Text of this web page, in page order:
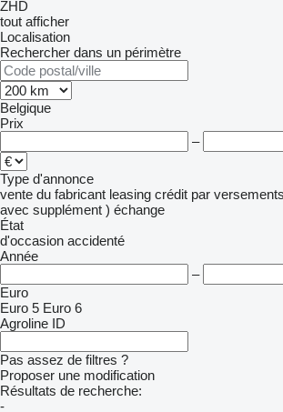
ZHD
tout afficher
Localisation
Rechercher dans un périmètre
Belgique
Prix
–
Type d'annonce
vente du fabricant leasing crédit par versements
avec supplément ) échange
État
d'occasion accidenté
Année
–
Euro
Euro 5 Euro 6
Agroline ID
Pas assez de filtres ?
Proposer une modification
Résultats de recherche:
-